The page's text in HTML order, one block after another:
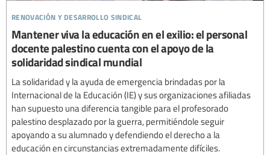
renovación y desarrollo sindical
Mantener viva la educación en el exilio: el personal
docente palestino cuenta con el apoyo de la
solidaridad sindical mundial
La solidaridad y la ayuda de emergencia brindadas por la
Internacional de la Educación (IE) y sus organizaciones afiliadas
han supuesto una diferencia tangible para el profesorado
palestino desplazado por la guerra, permitiéndole seguir
apoyando a su alumnado y defendiendo el derecho a la
educación en circunstancias extremadamente difíciles.